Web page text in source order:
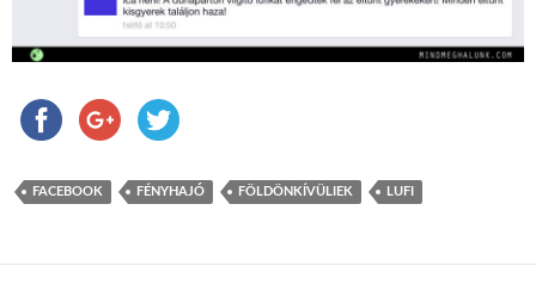
FACEBOOK FÉNYHAJÓ FÖLDÖNKÍVÜLIEK LUFI